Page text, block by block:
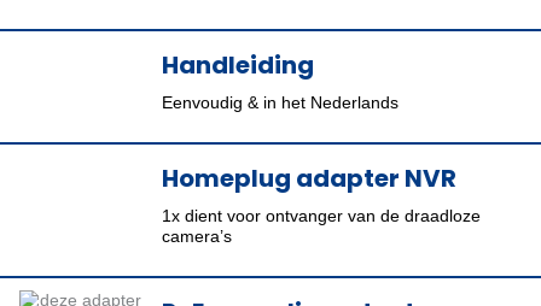
Handleiding
Eenvoudig & in het Nederlands
Homeplug adapter NVR
1x dient voor ontvanger van de draadloze
camera’s